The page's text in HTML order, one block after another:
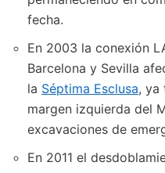
fecha.
En 2003 la conexión
Barcelona y Sevilla
la Séptima Esclusa, ya
margen izquierda del
excavaciones de
En 2011 el